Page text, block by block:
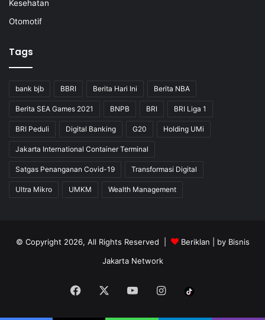
Kesehatan
Otomotif
Tags
bank bjb BBRI Berita Hari Ini Berita NBA
Berita SEA Games 2021 BNPB BRI BRI Liga 1
BRI Peduli Digital Banking G20 Holding UMi
Jakarta International Container Terminal
Satgas Penanganan Covid-19 Transformasi Digital
Ultra Mikro UMKM Wealth Management
© Copyright 2026, All Rights Reserved | Beriklan | by Bisnis
Jakarta Network
Facebook YouTubeInstagram